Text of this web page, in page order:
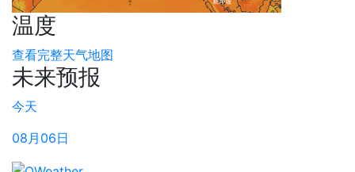
温度
查看完整天气地图
未来预报
今天
08月06日